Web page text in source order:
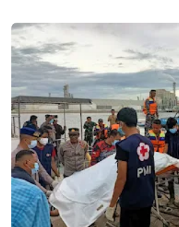
By
Raushan
Design
With
Shroff
Templates